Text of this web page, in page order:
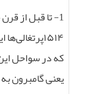
1- تا قبل از قرن چهارم هجری در حوالی بندرعباس فعلی بندر و روستای کوچکی به نام سورو وجود داشت. در سال
۱۵۱۴
که در سواحل
یعنی گامبرون